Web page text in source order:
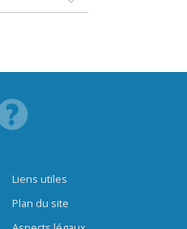
Liens utiles
Plan du site